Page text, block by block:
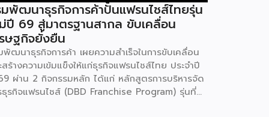
พัฒนาธุรกิจการค้าปั้นแฟรนไชส์ไทยรุ่น
ปี 69 สู่มาตรฐานสากล ขับเคลื่อน
ษฐกิจยั่งยืน
พัฒนาธุรกิจการค้า เผยความสำเร็จในการขับเคลื่อน
สร้างความเข้มแข็งให้แก่ธุรกิจแฟรนไชส์ไทย ประจำปี
ผ่าน 2 กิจกรรมหลัก ได้แก่ หลักสูตรการบริหารจัด
ธุรกิจแฟรนไชส์ (DBD Franchise Program) รุ่นที่